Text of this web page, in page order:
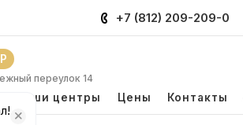
+7 (812) 209-209-0
переулок 14
Наши центры Цены Контакты